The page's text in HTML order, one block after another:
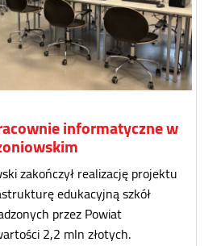
informatyczne w
zakończył realizację projektu
edukacyjną szkół
przez Powiat
2,2 mln złotych.